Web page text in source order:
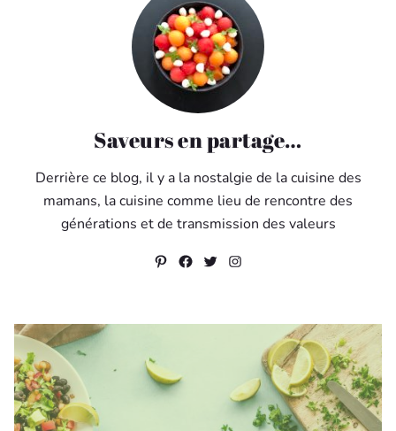
Saveurs en partage…
Derrière ce blog, il y a la nostalgie de la cuisine des
mamans, la cuisine comme lieu de rencontre des
générations et de transmission des valeurs
Pinterest
Facebook
Twitter
Instagram